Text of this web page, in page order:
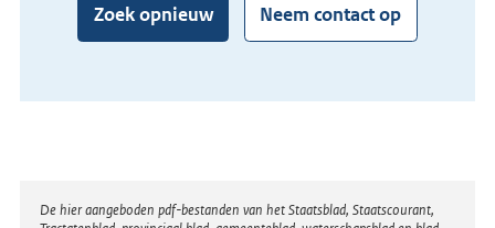
Zoek opnieuw Neem contact op
Disclaimer
De hier aangeboden pdf-bestanden van het Staatsblad, Staatscourant,